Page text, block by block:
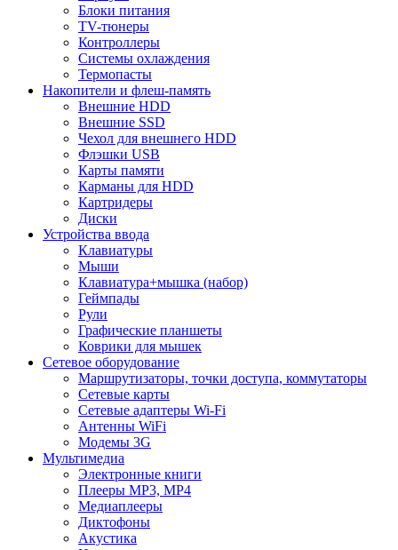
Блоки питания
TV-тюнеры
Контроллеры
Системы охлаждения
Термопасты
Накопители и флеш-память
Внешние HDD
Внешние SSD
Чехол для внешнего HDD
Флэшки USB
Карты памяти
Карманы для HDD
Картридеры
Диски
Устройства ввода
Клавиатуры
Мыши
Клавиатура+мышка (набор)
Геймпады
Рули
Графические планшеты
Коврики для мышек
Сетевое оборудование
Маршрутизаторы, точки доступа, коммутаторы
Сетевые карты
Сетевые адаптеры Wi-Fi
Антенны WiFi
Модемы 3G
Мультимедиа
Электронные книги
Плееры MP3, MP4
Медиаплееры
Диктофоны
Акустика